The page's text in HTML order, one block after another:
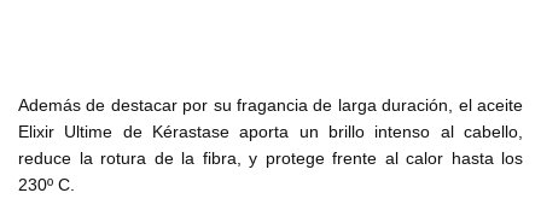
Además de destacar por su fragancia de larga duración, el aceite
Elixir Ultime de Kérastase aporta un brillo intenso al cabello,
reduce la rotura de la fibra, y protege frente al calor hasta los
230º C.